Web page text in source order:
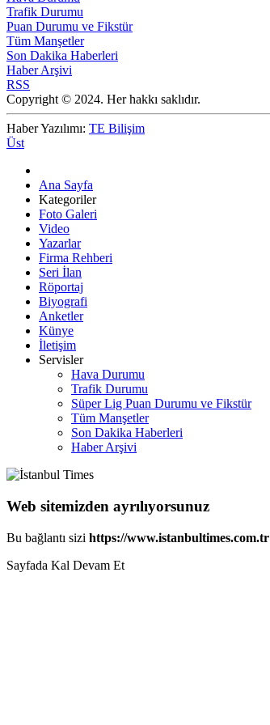
Trafik Durumu
Puan Durumu ve Fikstür
Tüm Manşetler
Son Dakika Haberleri
Haber Arşivi
RSS
Copyright © 2024. Her hakkı saklıdır.
Haber Yazılımı: TE Bilişim
Üst
Ana Sayfa
Kategoriler
Foto Galeri
Video
Yazarlar
Firma Rehberi
Seri İlan
Röportaj
Biyografi
Anketler
Künye
İletişim
Servisler
Hava Durumu
Trafik Durumu
Süper Lig Puan Durumu ve Fikstür
Tüm Manşetler
Son Dakika Haberleri
Haber Arşivi
Web sitemizden ayrılıyorsunuz
Bu bağlantı sizi https://www.istanbultimes.com.tr
Sayfada Kal Devam Et